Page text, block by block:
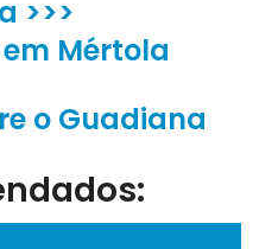
>>>
Mértola
o Guadiana